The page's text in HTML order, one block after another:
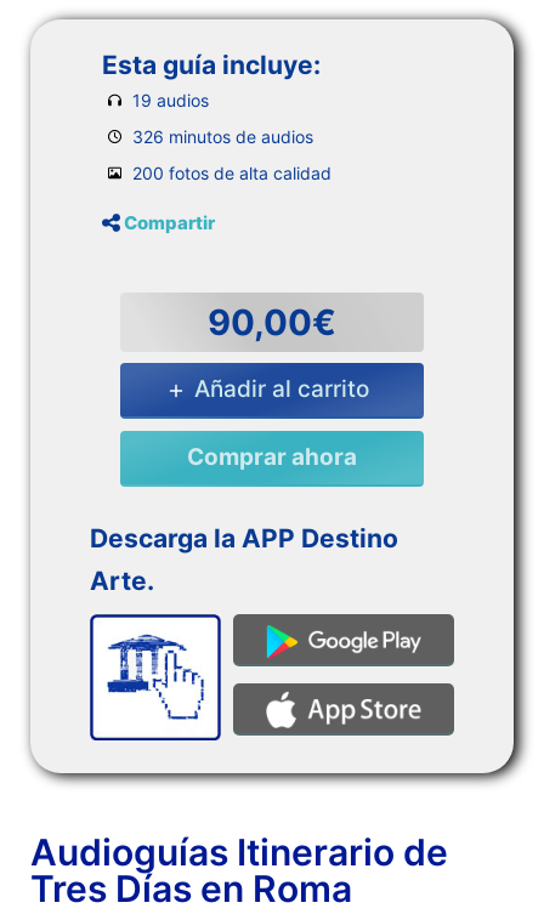
Esta guía incluye:
19 audios
326 minutos de audios
200 fotos de alta calidad
Compartir
90,00€
Añadir al carrito
Comprar ahora
Descarga la APP Destino
Arte.
Audioguías Itinerario de
Tres Días en Roma